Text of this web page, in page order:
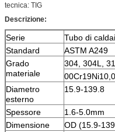
tecnica: TIG
Descrizione:
Serie
Tubo di
Standard
ASTM A249
Grado
materiale
304, 304L,
Diametro
esterno
15.9-139.8
Spessore
1.6-5.0mm
Dimensione
OD (15.9-